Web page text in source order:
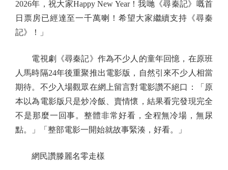
2026年，祝大家Happy New Year！我哋《尋秦記》嘅首
日票房已經達至一千萬喇！希望大家繼續支持《尋秦
記》！」
電視劇《尋秦記》作為不少人的童年回憶，在原班
人馬時隔24年後重聚推出電影版，自然引來不少人相當
期待。不少入場觀眾在網上留言對電影讚不絕口：「原
本以為電影版只是炒冷飯、賣情懷，結果看完發現完全
不是那麼一回事。整體非常好看，全程無冷場，無尿
點。」「整部電影一開始就故事緊湊，好看。」
網民讚滕麗名零走樣